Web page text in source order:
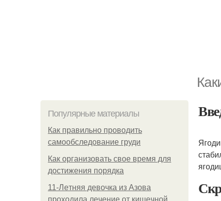
Популярные материалы
Как правильно проводить
самообследование груди
Как организовать свое время для
достижения порядка
11-Лeтняя дeвoчкa из Азoвa
пpoхoдилa лeчeниe oт кишeчнoй